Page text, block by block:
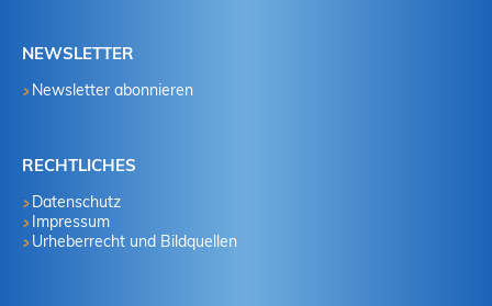
NEWSLETTER
Newsletter abonnieren
RECHTLICHES
Datenschutz
Impressum
Urheberrecht und Bildquellen